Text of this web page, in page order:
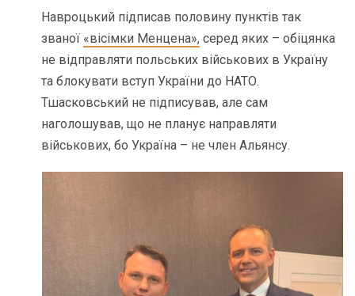
Навроцький підписав половину пунктів так
званої «вісімки Менцена», серед яких – обіцянка
не відправляти польських військових в Україну
та блокувати вступ України до НАТО.
Тшасковський не підписував, але сам
наголошував, що не планує направляти
військових, бо Україна – не член Альянсу.